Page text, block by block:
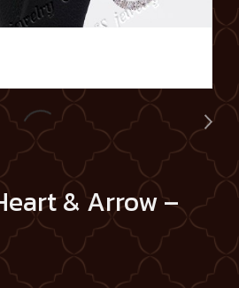
& Arrow –